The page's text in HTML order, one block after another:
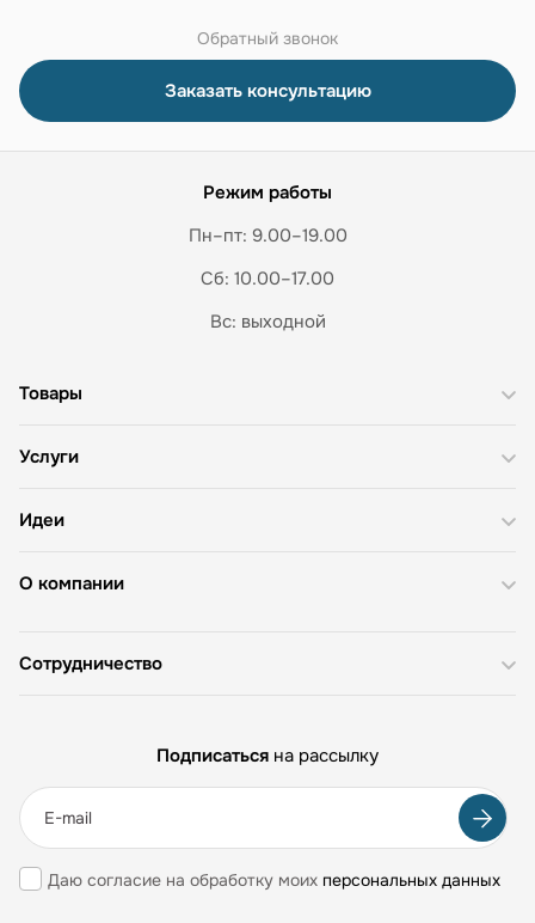
Обратный звонок
Заказать консультацию
Режим работы
Пн–пт: 9.00–19.00
Сб: 10.00–17.00
Вс: выходной
О компании
Товары
Услуги
Идеи
Сотрудничество
Подписаться на рассылку
Даю согласие на обработку моих персональных данных